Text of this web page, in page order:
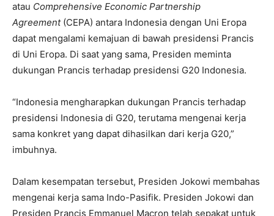
atau Comprehensive Economic Partnership
Agreement(CEPA) antara Indonesia dengan Uni Eropa
dapat mengalami kemajuan di bawah presidensi Prancis
di Uni Eropa. Di saat yang sama, Presiden meminta
dukungan Prancis terhadap presidensi G20 Indonesia.
“Indonesia mengharapkan dukungan Prancis terhadap
presidensi Indonesia di G20, terutama mengenai kerja
sama konkret yang dapat dihasilkan dari kerja G20,”
imbuhnya.
Dalam kesempatan tersebut, Presiden Jokowi membahas
mengenai kerja sama Indo-Pasifik. Presiden Jokowi dan
Presiden Prancis Emmanuel Macron telah sepakat untuk